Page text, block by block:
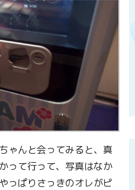
ゃんと会ってみると、真
って行って、写真はなか
っぱりさっきのオレがピ